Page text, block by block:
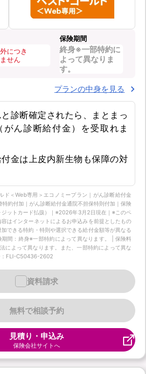
につき
せん
保険期間
終身※一部特約に
よって異なりま
す。
プランの中身を見る
診断確定されたら、まとまっ
がん診断給付金）を受取れま
金は上皮内新生物も保障の対
ド＜Web専用＞エコノミープラン｜がん診断給付金
約付加｜がん診断給付金通院不担保特則付加｜保険
ットカード払扱）｜※2026年3月2日現在｜※このペ
はインターネットによるお申込みを前提としたもの
できる特約・特則や選択できる給付金額等が異なる
間：終身※一部特約によって異なります。 | 保険料
によって異なります。また、一部特約によって異な
：FLI-C50436-2602
無料で相談予約
資料請求
見積り・申込み
保険会社サイトへ